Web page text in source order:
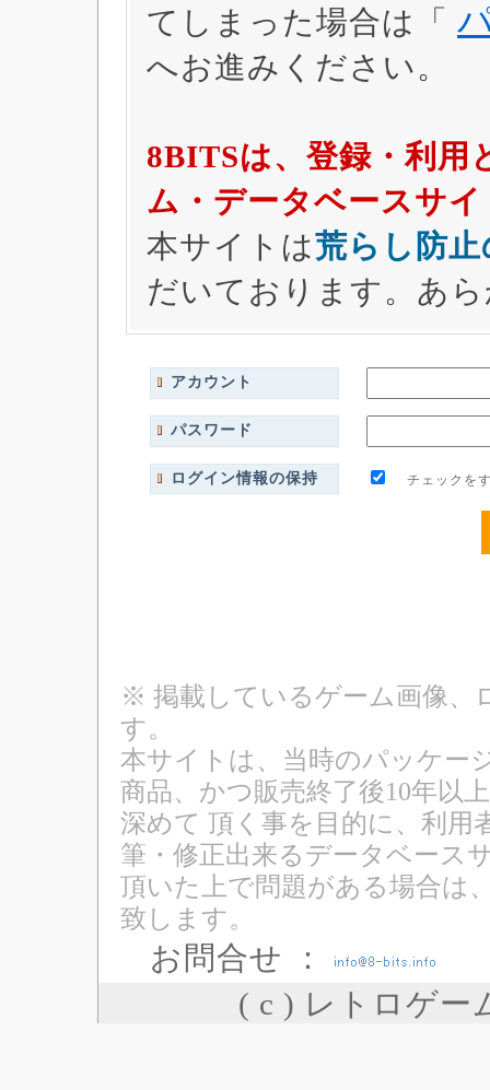
てしまった場合は「
へお進みください。
8BITSは、登録・利用
ム・データベースサ
本サイトは荒らし防
だいております。あ
アカウント
パスワード
ログイン情報の保持 チェックをす
※ 掲載しているゲーム画像、
す。
本サイトは、当時のパッケー
商品、かつ販売終了後10年以
深めて 頂く事を目的に、利用
筆・修正出来るデータベース
頂いた上で問題がある場合は
致します。
お問合せ ：
( c ) レトロゲー